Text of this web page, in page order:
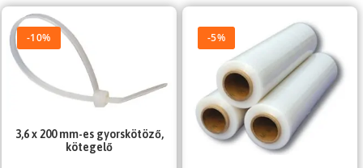
-10%
3,6 x 200 mm-es gyorskötöző,
kötegelő
-5%